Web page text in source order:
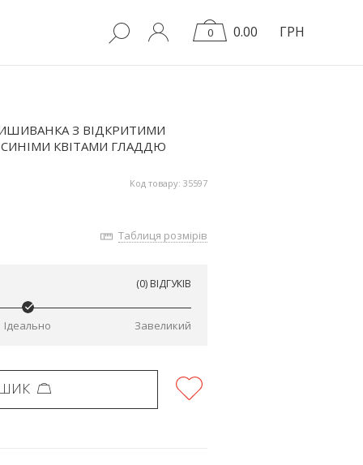
0 0.00 ГРН
З ВІДКРИТИМИ
КВІТАМИ ГЛАДДЮ
Код товару: 35597
Таблиця розмірів
(0) ВІДГУКІВ
Ідеально Завеликий